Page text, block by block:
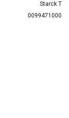
Starck T
0099471000